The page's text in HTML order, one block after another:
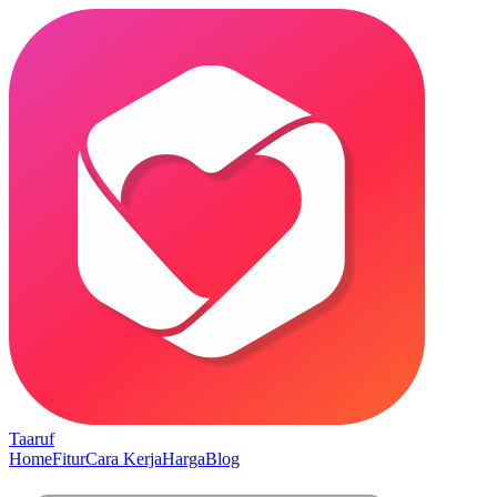
Taaruf
HomeFiturCara KerjaHargaBlog